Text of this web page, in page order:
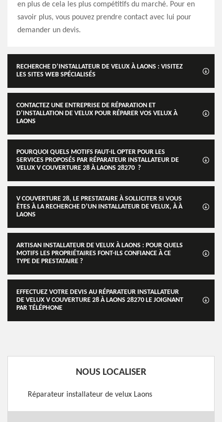
en plus de cela les plus compétitifs du marché. Pour en
savoir plus, vous pouvez prendre contact avec lui pour
demander un devis.
RECHERCHE D’INSTALLATEUR DE VELUX À LAONS : VISITEZ
LES SITES WEB SPÉCIALISÉS
CONTACTEZ UNE ENTREPRISE DE RÉPARATION ET
D’INSTALLATION DE VELUX POUR RÉPARER VOS VELUX À
LAONS
POURQUOI QUELS MOTIFS FAUT-IL OPTER POUR LES
SERVICES PROPOSÉS PAR RÉPARATEUR INSTALLATEUR DE
VELUX V COUVERTURE 28 À LAONS 28270 ?
V COUVERTURE 28, LE PRESTATAIRE À SOLLICITER SI VOUS
ÊTES À LA RECHERCHE D’UN INSTALLATEUR DE VELUX, À À
LAONS
ARTISAN INSTALLATEUR DE VELUX À LAONS : POUR QUELS
MOTIFS LES PROPRIÉTAIRES FONT-ILS CONFIANCE À CE
TYPE DE PRESTATAIRE ?
EFFECTUEZ VOTRE DEVIS AU RÉPARATEUR INSTALLATEUR
DE VELUX V COUVERTURE 28 À LAONS 28270 LE JOIGNANT
PAR TÉLÉPHONE
NOUS LOCALISER
Réparateur installateur de velux Laons